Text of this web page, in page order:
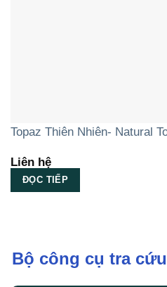
Topaz Thiên Nhiên- Natural
Liên hệ
ĐỌC TIẾP
Bộ công cụ tra